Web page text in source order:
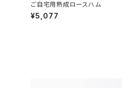
ご自宅用熟成ロースハム
¥5,077